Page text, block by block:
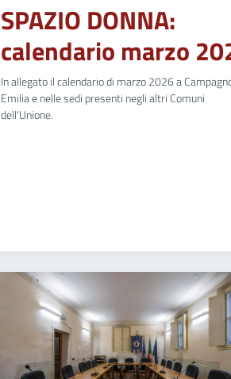
SPAZIO DONNA:
calendario marzo
In allegato il calendario di marzo 2026 a
Emilia e nelle sedi presenti negli altri Comuni
dell'Unione.